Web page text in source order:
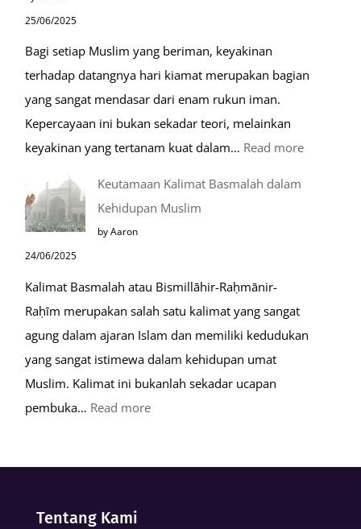
25/06/2025
Bagi setiap Muslim yang beriman, keyakinan
terhadap datangnya hari kiamat merupakan bagian
yang sangat mendasar dari enam rukun iman.
Kepercayaan ini bukan sekadar teori, melainkan
keyakinan yang tertanam kuat dalam… Read more:
Keutamaan Kalimat Basmalah dalam
Kehidupan Muslim
by Aaron
24/06/2025
Kalimat Basmalah atau Bismillāhir-Raḥmānir-
Raḥīm merupakan salah satu kalimat yang sangat
agung dalam ajaran Islam dan memiliki kedudukan
yang sangat istimewa dalam kehidupan umat
Muslim. Kalimat ini bukanlah sekadar ucapan
pembuka… Read more:
Tentang Kami